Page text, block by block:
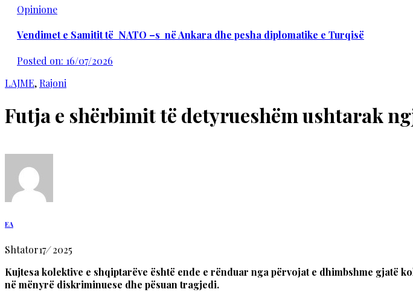
Opinione
Vendimet e Samitit të NATO –s në Ankara dhe pesha diplomatike e Turqisë
Posted on: 16/07/2026
LAJME, Rajoni
Futja e shërbimit të detyrueshëm ushtarak
EA
Shtator17/2025
Kujtesa kolektive e shqiptarëve është ende e rënduar nga përvojat e dhimbshme gjatë
në mënyrë diskriminuese dhe pësuan tragjedi.